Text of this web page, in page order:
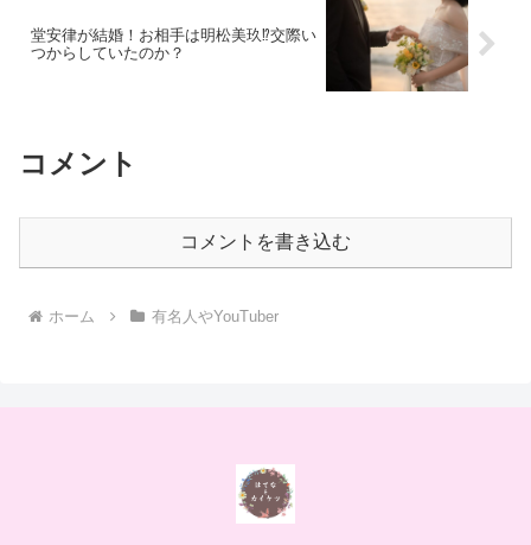
堂安律が結婚！お相手は明松美玖⁉交際い
つからしていたのか？
コメント
コメントを書き込む
ホーム 有名人やYouTuber